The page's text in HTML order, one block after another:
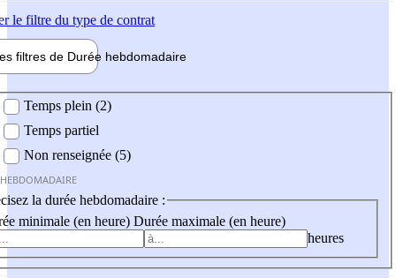
le filtre du type de contrat
filtres de Durée hebdomadaire
Temps plein (2)
Temps partiel
Non renseignée (5)
la durée hebdomadaire :
minimale (en heure) Durée maximale (en heure)
heures